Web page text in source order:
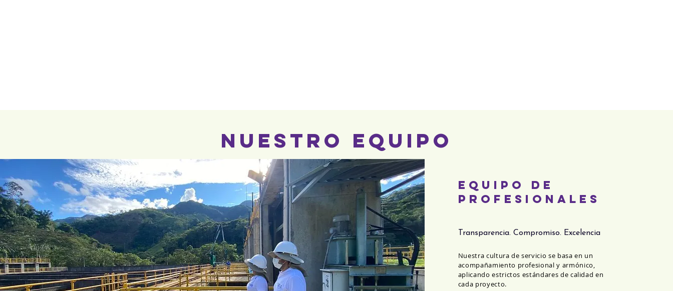
Nuestro Equipo
Equipo de
profesionales
Transparencia. Compromiso. Excelencia
Nuestra cultura de servicio se basa en un
acompañamiento profesional y armónico,
aplicando estrictos estándares de calidad en
cada proyecto.